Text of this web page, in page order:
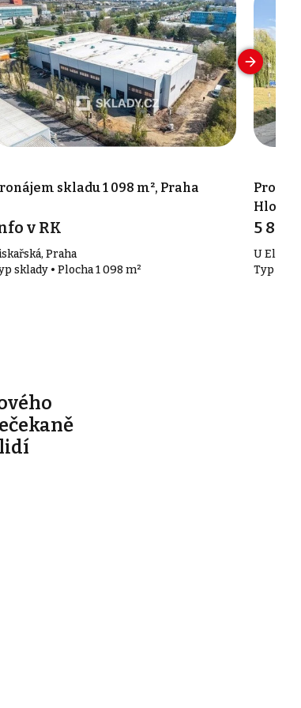
skladu 1 098 m², Praha
v RK
Praha
sklady • Plocha 1 098 m²
5
U
Typ
lidí